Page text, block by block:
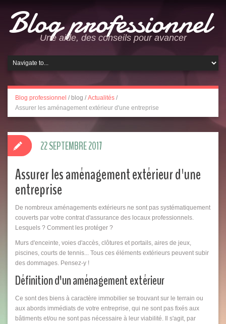
Blog professionnel
Une aide, des conseils pour avancer
Blog professionnel / blog / Actualités /
Assurer les aménagement extérieur d'une entreprise
Assurer les aménagement extérieur d'une
entreprise
De nombreux aménagements extérieurs ne sont pas systématiquement
couverts par votre contrat d'assurance des locaux professionnels.
Lesquels ? Comment les protéger ?
Murs d'enceinte, voies d'accès, clôtures et portails, aires de jeux,
piscines, courts de tennis... Tous ces éléments extérieurs peuvent subir
des dommages. Pensez-y !
Définition d'un aménagement extérieur
Ce sont des biens à caractère immobilier se trouvant sur le terrain ou
aux abords immédiats de votre entreprise, qui ne sont pas fixés aux
bâtiments et/ou ne sont pas nécessaire à leur viabilité. Il s'agit, par
22 SEPTEMBRE 2017